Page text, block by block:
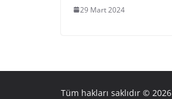
29 Mart 2024
Tüm hakları saklıdır © 2026